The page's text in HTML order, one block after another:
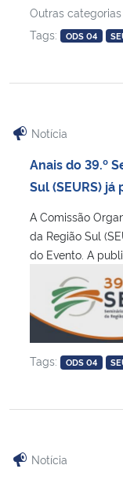
Outras
Tags:
ODS 04
Notícia
Anais do 39.º
Sul (SEURS)
A Comissão
da Região Sul
do Evento. A
Tags: ODS 04
Notícia